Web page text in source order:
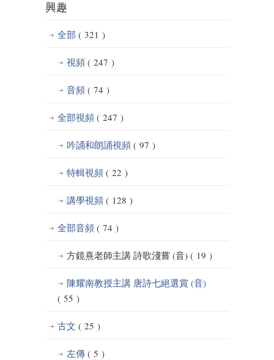
興趣
全部 ( 321 )
視頻 ( 247 )
音頻 ( 74 )
全部視頻 ( 247 )
吟誦和朗誦視頻 ( 97 )
特輯視頻 ( 22 )
講學視頻 ( 128 )
全部音頻 ( 74 )
方鏡熹老師主講 詩歌淺嘗 (音) ( 19 )
陳耀南教授主講 唐詩七絕選賞 (音)
( 55 )
古文 ( 25 )
左傳 ( 5 )